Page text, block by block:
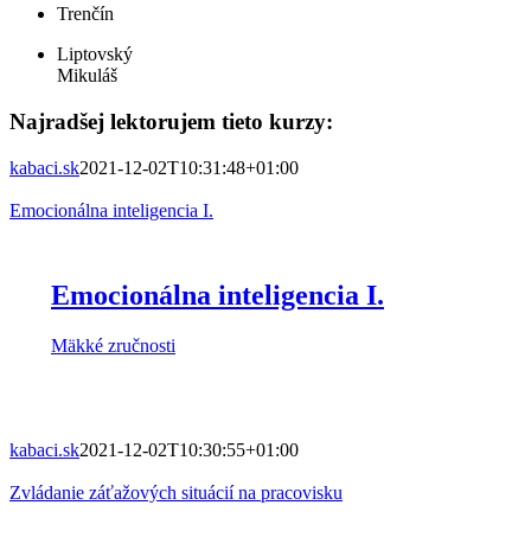
Trenčín
Liptovský
Mikuláš
Najradšej lektorujem tieto kurzy:
kabaci.sk2021-12-02T10:31:48+01:00
Emocionálna inteligencia I.
Emocionálna inteligencia I.
Mäkké zručnosti
kabaci.sk2021-12-02T10:30:55+01:00
Zvládanie záťažových situácií na pracovisku